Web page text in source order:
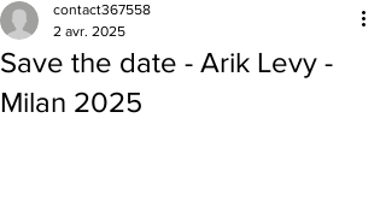
Save the date - Arik Levy -
Milan 2025
contact367558
2 avr. 2025